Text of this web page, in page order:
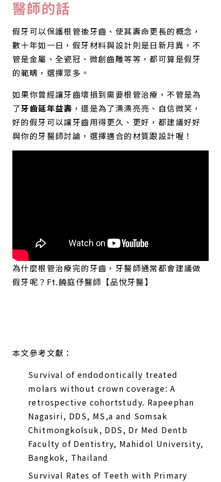
醫師的話
假牙可以保護根管後牙齒、使其壽命更長的概念，
數十年如一日，假牙材料與設計則是日新月異，不
管是金屬、全瓷冠、微創齒雕等等，都可算是假牙
的範疇，選擇眾多。
如果你曾經讓牙齒壞損到需要根管治療，不管是為
了牙齒延年益壽 ，還是為了漂漂亮亮、自信微笑，
好的假牙可以讓牙齒用得更久、更好，都建議好好
與你的牙醫師討論，選擇適合的材質跟設計喔！
為什麼根管治療完的牙齒，牙醫師通常都會建議做
假牙呢？Ft.饒庭伃醫師【品悅牙醫】
本文參考文獻：
Survival of endodontically treated
molars without crown coverage: A
retrospective cohortstudy. Rapeephan
Nagasiri, DDS, MS,a and Somsak
Chitmongkolsuk, DDS, Dr Med Dentb
Faculty of Dentistry, Mahidol University,
Bangkok, Thailand
Survival Rates of Teeth with Primary